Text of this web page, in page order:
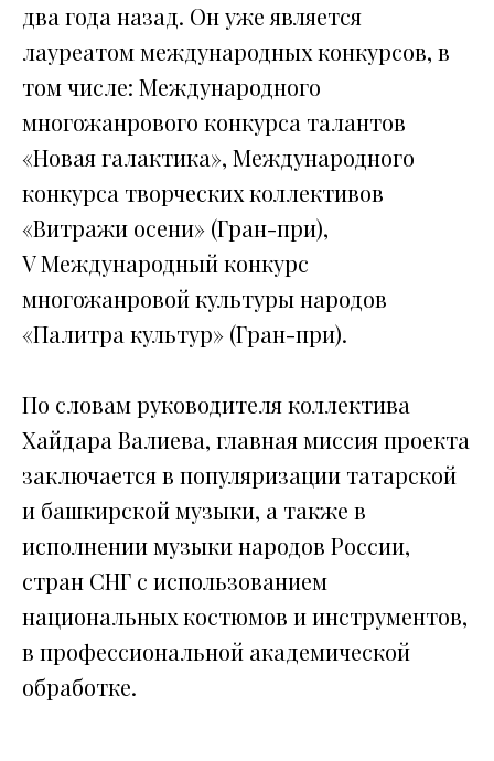
два года назад. Он уже является
лауреатом международных конкурсов, в
том числе: Международного
многожанрового конкурса талантов
«Новая галактика», Международного
конкурса творческих коллективов
«Витражи осени» (Гран-при),
V Международный конкурс
многожанровой культуры народов
«Палитра культур» (Гран-при).
По словам руководителя коллектива
Хайдара Валиева, главная миссия проекта
заключается в популяризации татарской
и башкирской музыки, а также в
исполнении музыки народов России,
стран СНГ с использованием
национальных костюмов и инструментов,
в профессиональной академической
обработке.